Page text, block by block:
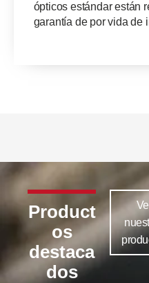
ópticos estándar están
garantía de por vida de
Product
os
destaca
dos